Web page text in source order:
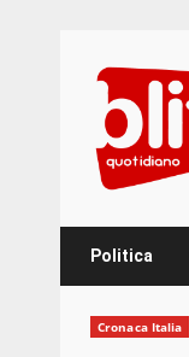
content
Politica
Cronaca Italia